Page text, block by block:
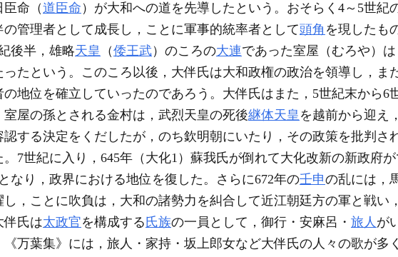
命（道臣命 ）が大和への道を先導したという。おそらく4～5世紀
管理者として成長し，ことに軍事的統率者として頭角 を現したも
後半，雄略天皇 （倭王武）のころの大連であった室屋（むろや）
ったという。このころ以後，大伴氏は大和政権の政治を領導し，ま
の地位を確立していったのであろう。大伴氏はまた，5世紀末から6
屋の孫とされる金村は，武烈天皇の死後継体天皇 を越前から迎え
する決定をくだしたが，のち欽明朝にいたり，その政策を批判さ
7世紀に入り，645年（大化1）蘇我氏が倒れて大化改新の新政府
なり，政界における地位を復した。さらに672年の壬申の乱には，
，ことに吹負は，大和の諸勢力を糾合して近江朝廷方の軍と戦い
伴氏は太政官を構成する 氏族の一員として，御行・安麻呂・ 旅人 が
万葉集》には，旅人・家持・坂上郎女など大伴氏の人々の歌が多